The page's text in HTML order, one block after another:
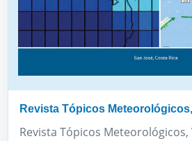
Revista Tópicos
Revista Tópicos Meteorológicos,